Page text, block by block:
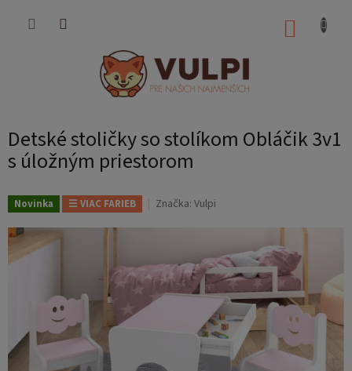
Detské stoličky so stolíkom Obláčik 3v1
s úložným priestorom
Novinka ☰ VIAC FARIEB Značka: Vulpi